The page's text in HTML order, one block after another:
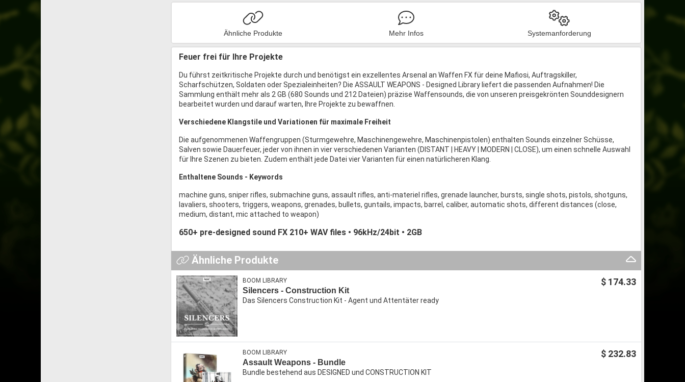
Ähnliche Produkte Mehr Infos Systemanforderung
Feuer frei für Ihre Projekte
Du führst zeitkritische Projekte durch und benötigst ein exzellentes Arsenal an Waffen FX für deine Mafiosi, Auftragskiller,
Scharfschützen, Soldaten oder Spezialeinheiten? Die ASSAULT WEAPONS - Designed Library liefert die passenden Aufnahmen! Die
Sammlung enthält mehr als 2 GB (680 Sounds und 212 Dateien) präzise Waffensounds, die von unseren preisgekrönten Sounddesignern
bearbeitet wurden und darauf warten, Ihre Projekte zu bewaffnen.
Verschiedene Klangstile und Variationen für maximale Freiheit
Die aufgenommenen Waffengruppen (Sturmgewehre, Maschinengewehre, Maschinenpistolen) enthalten Sounds einzelner Schüsse,
Salven sowie Dauerfeuer, jeder von ihnen in vier verschiedenen Varianten (DISTANT | HEAVY | MODERN | CLOSE), um einen schnelle Auswahl
für Ihre Szenen zu bieten. Zudem enthält jede Datei vier Varianten für einen natürlicheren Klang.
Enthaltene Sounds - Keywords
machine guns, sniper rifles, submachine guns, assault rifles, anti-materiel rifles, grenade launcher, bursts, single shots, pistols, shotguns,
lavaliers, shooters, triggers, weapons, grenades, bullets, guntails, impacts, barrel, caliber, automatic shots, different distances (close,
medium, distant, mic attached to weapon)
650+ pre-designed sound FX 210+ WAV files • 96kHz/24bit • 2GB
Ähnliche Produkte
$ 174.33
BOOM LIBRARY
Silencers - Construction Kit
Das Silencers Construction Kit - Agent und Attentäter ready
$ 232.83
BOOM LIBRARY
Assault Weapons - Bundle
Bundle bestehend aus DESIGNED und CONSTRUCTION KIT